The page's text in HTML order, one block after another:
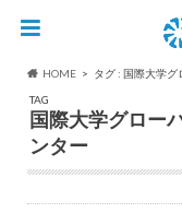
HOME
タグ : 国際大学
TAG
国際大学グロー
ンター